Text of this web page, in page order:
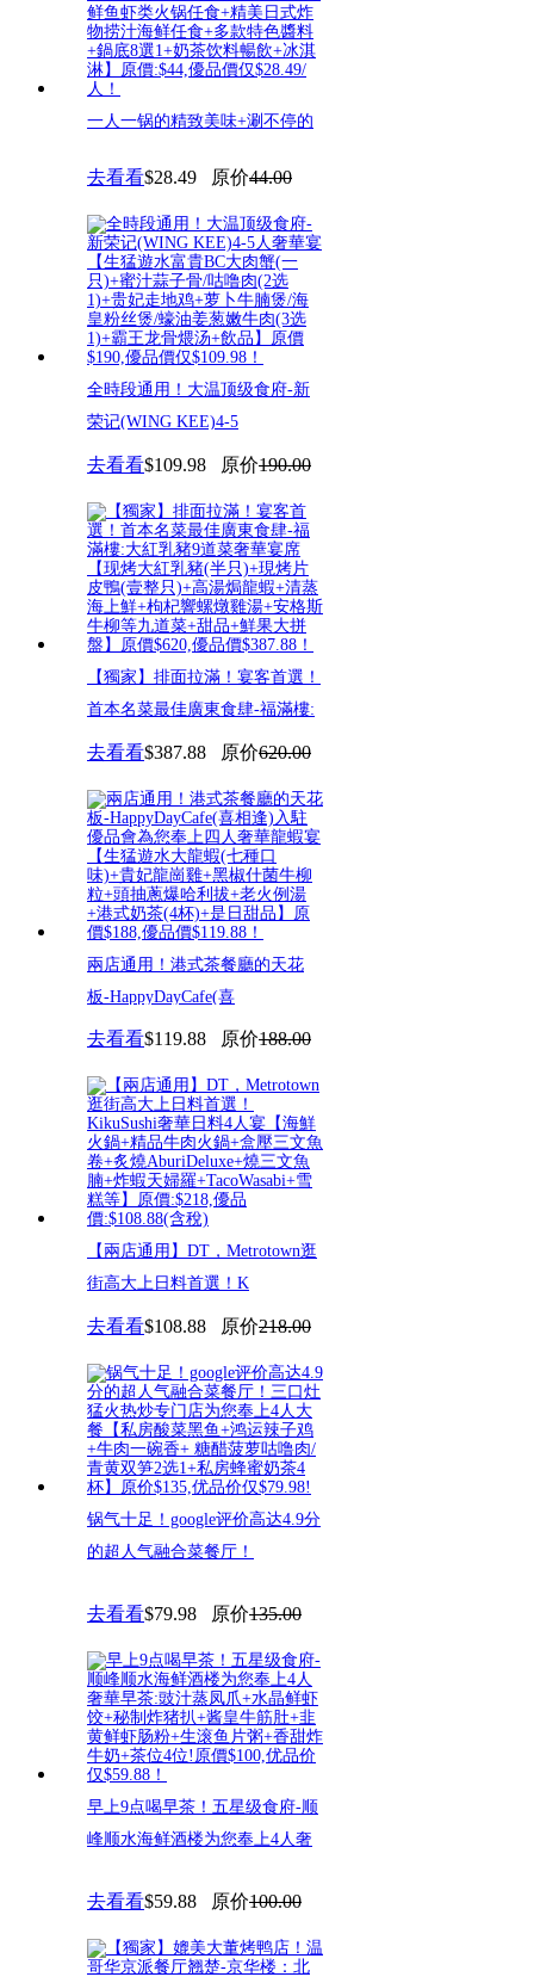
一人一锅的精致美味+涮不停的
喜
去看看$28.49 原价44.00
全時段通用！大温顶级食府-新
荣记(WING KEE)4-5
去看看$109.98 原价190.00
【獨家】排面拉滿！宴客首選！
首本名菜最佳廣東食肆-福滿樓:
去看看$387.88 原价620.00
兩店通用！港式茶餐廳的天花
板-HappyDayCafe(喜
去看看$119.88 原价188.00
【兩店通用】DT，Metrotown逛
街高大上日料首選！K
去看看$108.88 原价218.00
锅气十足！google评价高达4.9分
的超人气融合菜餐厅！
去看看$79.98 原价135.00
早上9点喝早茶！五星级食府-顺
峰顺水海鲜酒楼为您奉上4人奢
去看看$59.88 原价100.00